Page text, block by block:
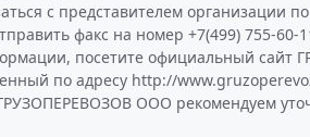
с представителем организации
факс на номер +7(499) 755-60-
посетите официальный сайт
по адресу http://
ООО рекомендуем